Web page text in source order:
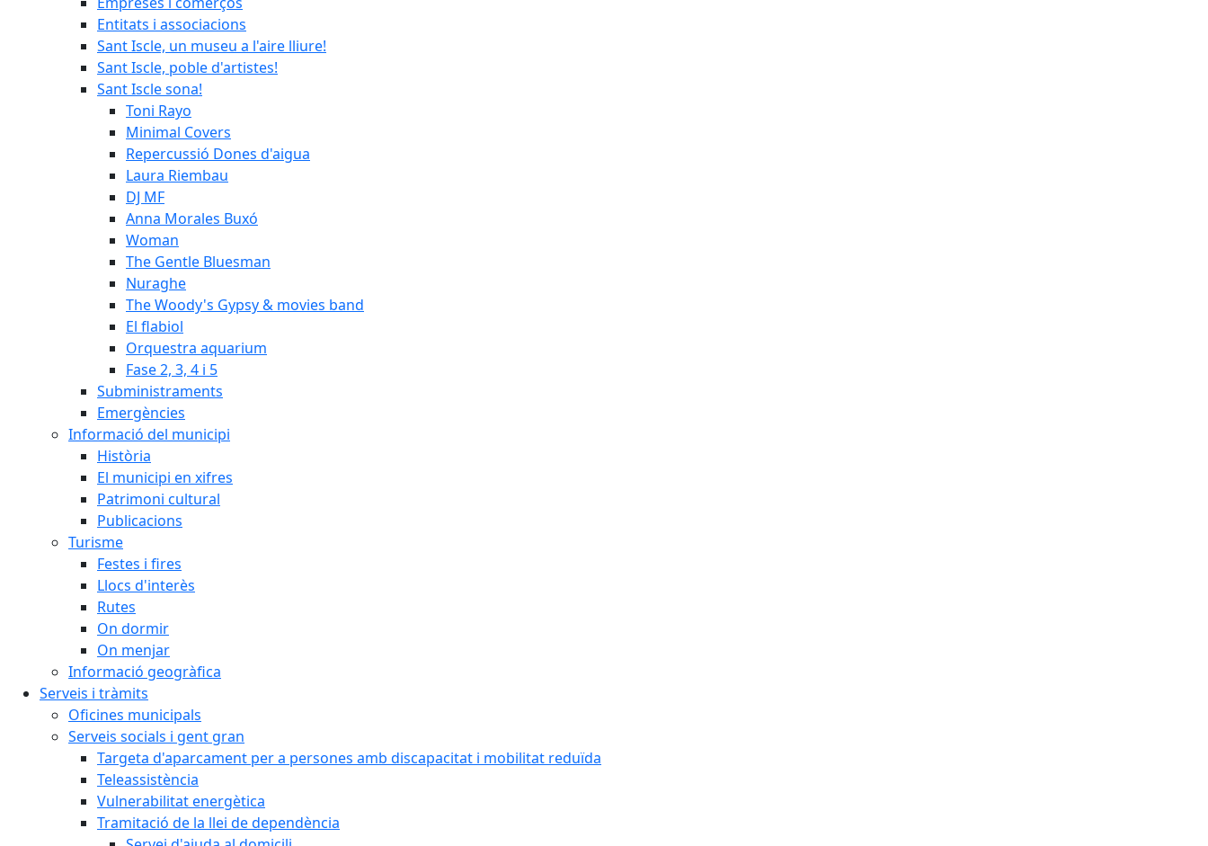
Entitats i associacions
Sant Iscle, un museu a l'aire lliure!
Sant Iscle, poble d'artistes!
Sant Iscle sona!
Toni Rayo
Minimal Covers
Repercussió Dones d'aigua
Laura Riembau
DJ MF
Anna Morales Buxó
Woman
The Gentle Bluesman
Nuraghe
The Woody's Gypsy & movies band
El flabiol
Orquestra aquarium
Fase 2, 3, 4 i 5
Subministraments
Emergències
Informació del municipi
Història
El municipi en xifres
Patrimoni cultural
Publicacions
Turisme
Festes i fires
Llocs d'interès
Rutes
On dormir
On menjar
Informació geogràfica
Serveis i tràmits
Oficines municipals
Serveis socials i gent gran
Targeta d'aparcament per a persones amb discapacitat i mobilitat reduïda
Teleassistència
Vulnerabilitat energètica
Tramitació de la llei de dependència